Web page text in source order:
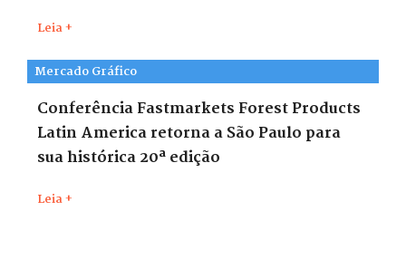
Leia +
Mercado Gráfico
Conferência Fastmarkets Forest Products
Latin America retorna a São Paulo para
sua histórica 20ª edição
Leia +